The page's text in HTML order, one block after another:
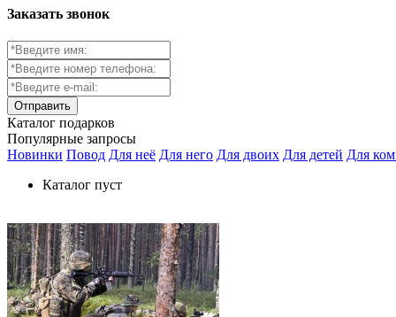
Заказать звонок
Каталог подарков
Популярные запросы
Новинки Повод Для неё Для него Для двоих Для детей Для
Каталог пуст